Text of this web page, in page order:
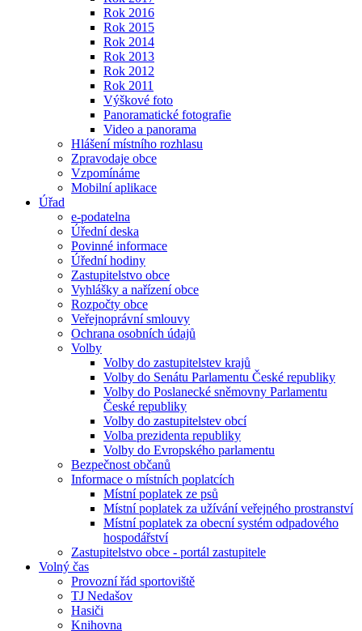
Rok 2016
Rok 2015
Rok 2014
Rok 2013
Rok 2012
Rok 2011
Výškové foto
Panoramatické fotografie
Video a panorama
Hlášení místního rozhlasu
Zpravodaje obce
Vzpomínáme
Mobilní aplikace
Úřad
e-podatelna
Úřední deska
Povinné informace
Úřední hodiny
Zastupitelstvo obce
Vyhlášky a nařízení obce
Rozpočty obce
Veřejnoprávní smlouvy
Ochrana osobních údajů
Volby
Volby do zastupitelstev krajů
Volby do Senátu Parlamentu České republiky
Volby do Poslanecké sněmovny Parlamentu
České republiky
Volby do zastupitelstev obcí
Volba prezidenta republiky
Volby do Evropského parlamentu
Bezpečnost občanů
Informace o místních poplatcích
Místní poplatek ze psů
Místní poplatek za užívání veřejného prostranství
Místní poplatek za obecní systém odpadového
hospodářství
Zastupitelstvo obce - portál zastupitele
Volný čas
Provozní řád sportoviště
TJ Nedašov
Hasiči
Knihovna